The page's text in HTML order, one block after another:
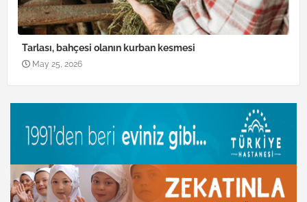
Tarlası, bahçesi olanın kurban kesmesi
May 25, 2026